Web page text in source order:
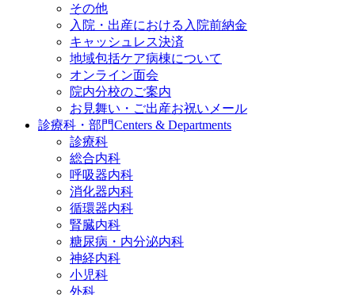
その他
入院・出産における入院前納金
キャッシュレス決済
地域包括ケア病棟について
オンライン面会
院内分校のご案内
お見舞い・ご出産お祝いメール
診療科・部門Centers & Departments
診療科
総合内科
呼吸器内科
消化器内科
循環器内科
腎臓内科
糖尿病・内分泌内科
神経内科
小児科
外科